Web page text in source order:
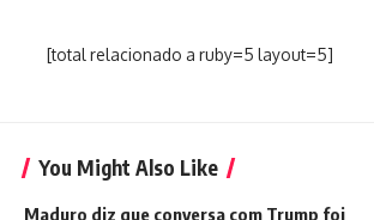
[total relacionado a ruby=5 layout=5]
You Might Also Like
Maduro diz que conversa com Trump foi